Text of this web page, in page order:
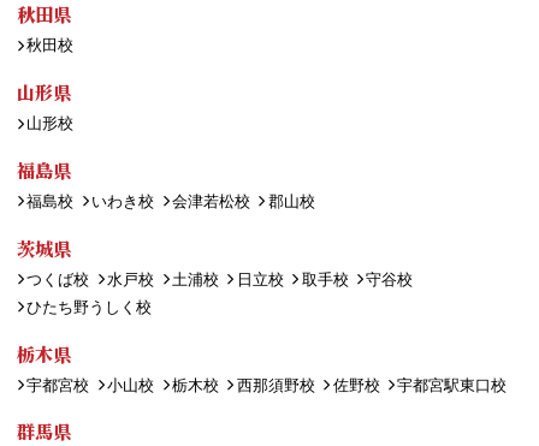
秋田県
秋田校
山形県
山形校
福島県
福島校 いわき校 会津若松校 郡山校
茨城県
つくば校 水戸校 土浦校 日立校 取手校
守谷校
ひたち野うしく校
栃木県
宇都宮校 小山校 栃木校 西那須野校 佐野校 宇都宮駅東口校
群馬県